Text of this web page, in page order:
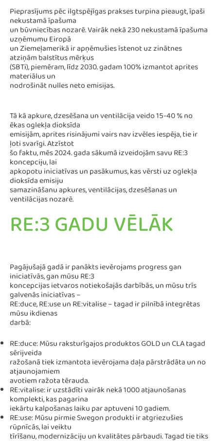
Pieprasījums pēc ilgtspējīgas prakses turpina pieaugt, īpaši
nekustamā īpašuma
un būvniecības nozarē. Vairāk nekā 230 nekustamā īpašuma
uzņēmumu Eiropā
un Ziemeļamerikā ir apņēmušies īstenot uz zinātnes
atziņām balstītus mērķus
(SBTi), piemēram, līdz 2030. gadam 100% izmantot aprites
materiālus un
nodrošināt nulles neto emisijas.
Tā kā apkure, dzesēšana un ventilācija veido 15-40 % no
ēkas oglekļa dioksīda
emisijām, aprites risinājumi vairs nav izvēles iespēja, tie ir
ļoti svarīgi. Atzīstot
šo faktu, mēs 2024. gada sākumā izveidojām savu RE:3
koncepciju, lai
apkopotu iniciatīvas un pasākumus, kas vērsti uz oglekļa
dioksīda emisiju
samazināšanu apkures, ventilācijas, dzesēšanas un
ventilācijas nozarē.
RE:3 GADU VĒLĀK
Pagājušajā gadā ir panākts ievērojams progress gan
iniciatīvās, gan mūsu RE:3
koncepcijas ietvaros notiekošajās darbībās, un mūsu trīs
galvenās iniciatīvas –
RE:duce, RE:use un RE:vitalise – tagad ir pilnībā integrētas
mūsu ikdienas
darbā:
RE:duce: Mūsu raksturīgajos produktos GOLD un CLA tagad
sērijveida
ražošanā tiek izmantota ievērojama daļa pārstrādāta un no
atjaunojamiem
avotiem ražota tērauda.
RE:vitalise: ir uzstādīti vairāk nekā 1000 atjaunošanas
komplekti, kas pagarina
iekārtu kalpošanas laiku par aptuveni 10 gadiem.
RE:use: Mūsu pirmie Swegon produkti ir atgriezušies
rūpnīcās, lai veiktu